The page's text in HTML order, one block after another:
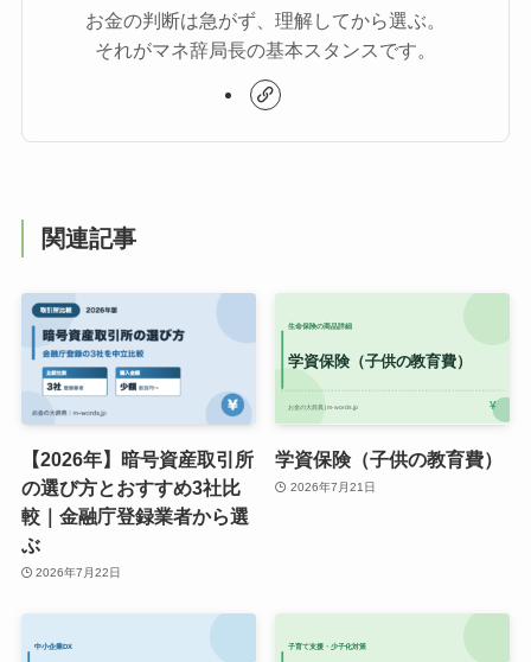
お金の判断は急がず、理解してから選ぶ。
それがマネ辞局長の基本スタンスです。
関連記事
【2026年】暗号資産取引所
の選び方とおすすめ3社比
較｜金融庁登録業者から選
ぶ
2026年7月22日
学資保険（子供の教育費）
2026年7月21日